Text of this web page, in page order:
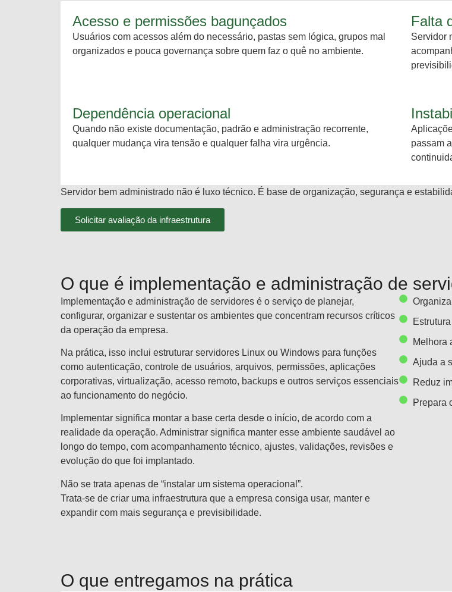
Acesso e permissões bagunçados
Usuários com acessos além do necessário, pastas sem lógica, grupos mal
organizados e pouca governança sobre quem faz o quê no ambiente.
Falta
Servidor
Dependência operacional
Quando não existe documentação, padrão e administração recorrente,
qualquer mudança vira tensão e qualquer falha vira urgência.
passam
Servidor bem administrado não é luxo técnico. É base de organização, segurança e
Solicitar avaliação da infraestrutura
O que é implementação e administração de
Implementação e administração de servidores é o serviço de planejar,
configurar, organizar e sustentar os ambientes que concentram recursos críticos
da operação da empresa.
Na prática, isso inclui estruturar servidores Linux ou Windows para funções
como autenticação, controle de usuários, arquivos, permissões, aplicações
corporativas, virtualização, acesso remoto, backups e outros serviços essenciais
ao funcionamento do negócio.
Implementar significa montar a base certa desde o início, de acordo com a
realidade da operação. Administrar significa manter esse ambiente saudável ao
longo do tempo, com acompanhamento técnico, ajustes, validações, revisões e
evolução do que foi implantado.
Não se trata apenas de “instalar um sistema operacional”.
Trata-se de criar uma infraestrutura que a empresa consiga usar, manter e
expandir com mais segurança e previsibilidade.
Melhora
Ajuda a
Reduz
Prepara
O que entregamos na prática